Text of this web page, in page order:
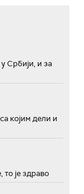
Србији, и за
којим дели и
то је здраво